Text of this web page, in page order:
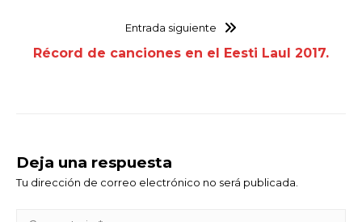
Entrada siguiente
Récord de canciones en el Eesti Laul 2017.
Deja una respuesta
Tu dirección de correo electrónico no será publicada.